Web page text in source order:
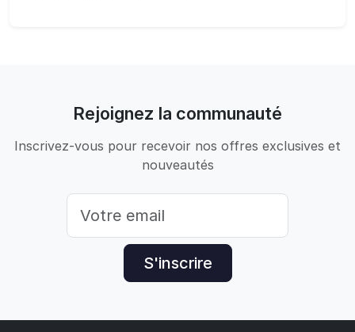
Rejoignez la communauté
Inscrivez-vous pour recevoir nos offres exclusives et
nouveautés
S'inscrire